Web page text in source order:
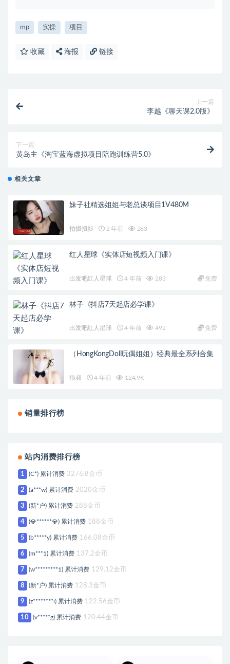
mp 实操 项目
收藏 海报 链接
上一篇
李越《聊天课2.0版》
下一篇
黄岛主《淘宝蓝海虚拟项目陪跑训练营5.0》
相关文章
妹子社精选姐姐与老总谈项目1V480M
拍摄摄影 2 年前 283
红人星球《实体店短视频入门课》
出发吧红人星球 4 年前 283 免费
林子《抖店7天起店必学课》
出发吧红人星球 4 年前 492 免费
（HongKongDoll玩偶姐姐）经典最全系列合集
狼叔 4 年前 124.9K
销量排行榜
站内消费排行榜
1 (C*) 累计消费 3276.8金币
2 (a***w) 累计消费 2020金币
3 (新*户) 累计消费 288金币
4 (💎******💎) 累计消费 188金币
5 (b*****y) 累计消费 166.08金币
6 (m***1) 累计消费 137.2金币
7 (w*********1) 累计消费 129.12金币
8 (新*户) 累计消费 128.3金币
9 (z********i) 累计消费 122.56金币
10 (v*****g) 累计消费 120.44金币